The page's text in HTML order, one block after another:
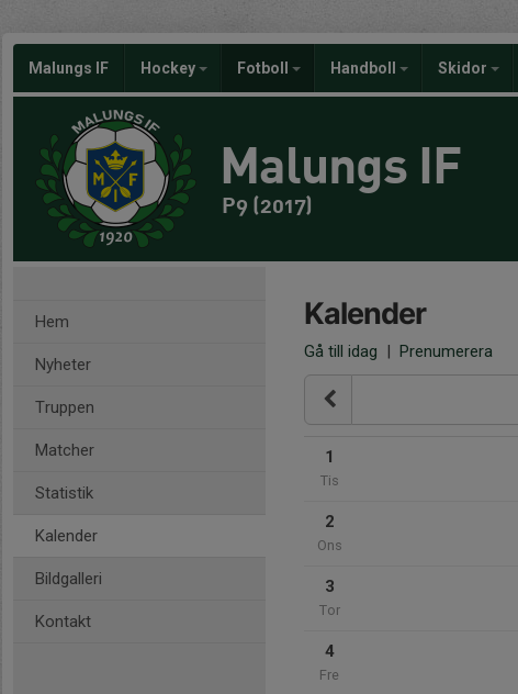
Malungs IF Hockey Fotboll Handboll Skidor
Malungs IF
P9 (2017)
Hem
Nyheter
Truppen
Matcher
Statistik
Kalender
Bildgalleri
Kontakt
Kalender
Gå till idag | Prenumerera
1
Tis
2
Ons
3
Tor
4
Fre